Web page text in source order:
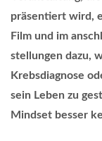
präsentiert wird,
Film und im
stellungen dazu,
Krebsdiagnose
sein Leben zu
Mindset besser